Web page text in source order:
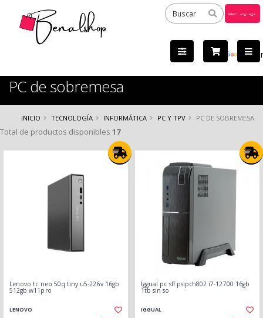
by
PC de sobremesa
INICIO TECNOLOGÍA INFORMÁTICA PC Y TPV PC DE SOBREMESA
Total de productos disponibles 17
Lenovo tc neo 50q tiny u5-226v 16gb
512gb w11pro
LENOVO
Iggual pc sff psipch802 i7-12700 16gb
1tb sin so
IGGUAL